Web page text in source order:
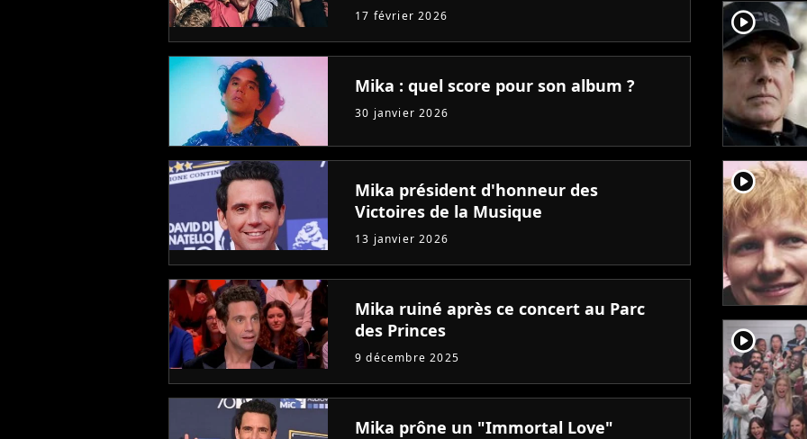
17 février 2026
Mika : quel score pour son album ?
30 janvier 2026
Mika président d'honneur des
Victoires de la Musique
13 janvier 2026
Mika ruiné après ce concert au Parc
des Princes
9 décembre 2025
Mika prône un "Immortal Love"
player2
player2
player2